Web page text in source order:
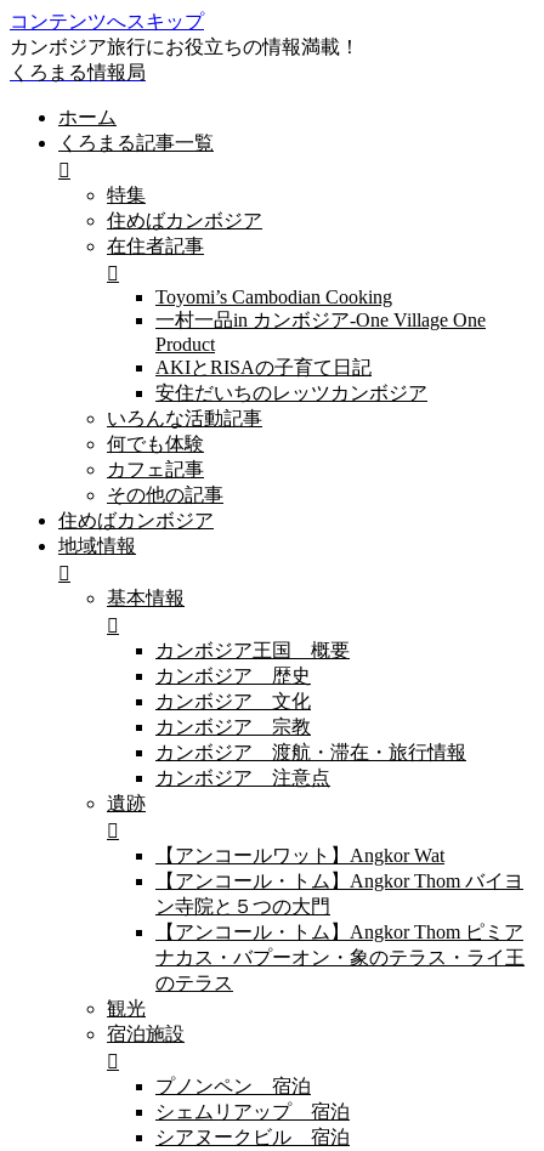
コンテンツへスキップ
カンボジア旅行にお役立ちの情報満載！
くろまる情報局
ホーム
くろまる記事一覧
特集
住めばカンボジア
在住者記事
Toyomi’s Cambodian Cooking
一村一品in カンボジア-One Village One
Product
AKIとRISAの子育て日記
安住だいちのレッツカンボジア
いろんな活動記事
何でも体験
カフェ記事
その他の記事
住めばカンボジア
地域情報
基本情報
カンボジア王国 概要
カンボジア 歴史
カンボジア 文化
カンボジア 宗教
カンボジア 渡航・滞在・旅行情報
カンボジア 注意点
遺跡
【アンコールワット】Angkor Wat
【アンコール・トム】Angkor Thom バイヨ
ン寺院と５つの大門
【アンコール・トム】Angkor Thom ピミア
ナカス・バプーオン・象のテラス・ライ王
のテラス
観光
宿泊施設
プノンペン 宿泊
シェムリアップ 宿泊
シアヌークビル 宿泊